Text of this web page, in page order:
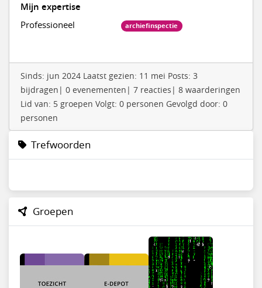
Mijn expertise
Professioneel archiefinspectie
Sinds: jun 2024 Laatst gezien: 11 mei Posts: 3
bijdragen| 0 evenementen| 7 reacties| 8 waarderingen
Lid van: 5 groepen Volgt: 0 personen Gevolgd door: 0
personen
Trefwoorden
Groepen